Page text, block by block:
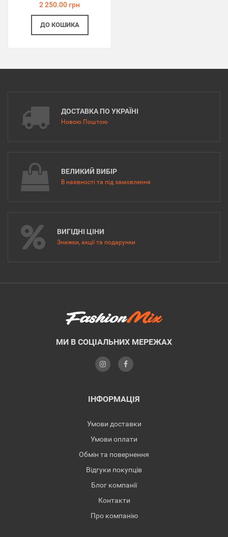
2 250.00 грн
ДО КОШИКА
ДОСТАВКА ПО УКРАЇНІ
Новою Поштою
ВЕЛИКИЙ ВИБІР
В наявності та під замовлення
ВИГІДНІ ЦІНИ
Знижки, акції та подарунки
МИ В СОЦІАЛЬНИХ МЕРЕЖАХ
ІНФОРМАЦІЯ
Умови доставки
Умови оплати
Обмін та повернення
Відгуки покупців
Блог компанії
Контакти
Про компанію